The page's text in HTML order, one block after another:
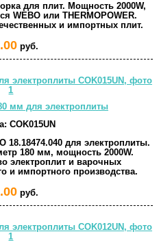
для плит. Мощность 2000W,
WEBO или THERMOPOWER.
и импортных плит.
руб.
мм для электроплиты
COK015UN
18.18474.040 для электроплиты.
180 мм, мощность 2000W.
электроплит и варочных
и импортного производства.
руб.